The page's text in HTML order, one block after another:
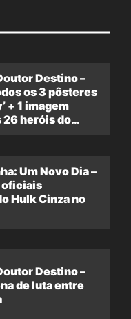
Destino –
os 3 pôsteres
+ 1 imagem
heróis do
Um Novo Dia –
oficiais
Hulk Cinza no
Destino –
de luta entre